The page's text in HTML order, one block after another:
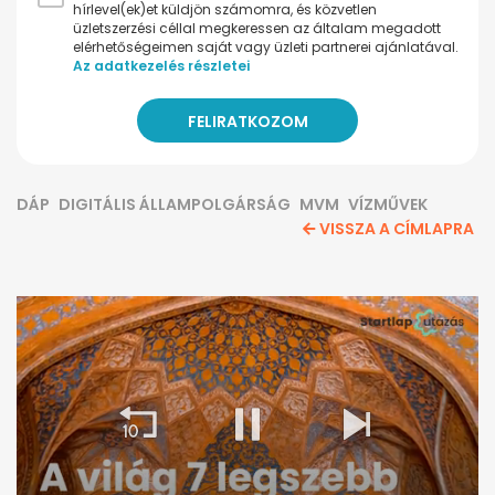
hírlevel(ek)et küldjön számomra, és közvetlen
üzletszerzési céllal megkeressen az általam megadott
elérhetőségeimen saját vagy üzleti partnerei ajánlatával.
Az adatkezelés részletei
DÁP DIGITÁLIS ÁLLAMPOLGÁRSÁG MVM VÍZMŰVEK
VISSZA A CÍMLAPRA